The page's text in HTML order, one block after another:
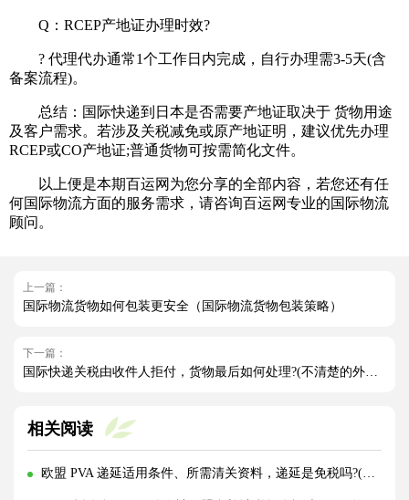
Q：RCEP产地证办理时效?‌
? 代理代办通常1个工作日内完成，自行办理需3-5天(含
备案流程)‌。
总结‌：国际快递到日本是否需要产地证取决于 ‌货物用途
及客户需求‌。若涉及关税减免或原产地证明，建议优先办理
RCEP或CO产地证;普通货物可按需简化文件‌。
以上便是本期百运网为您分享的全部内容，若您还有任
何国际物流方面的服务需求，请咨询百运网专业的国际物流
顾问。
上一篇：
国际物流货物如何包装更安全（国际物流货物包装策略）
下一篇：
相关阅读
欧盟 PVA 递延适用条件、所需清关资料，递延是免税吗?(跨境电商卖家请注意)